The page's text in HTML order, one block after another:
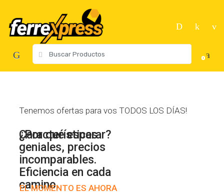
navigation
content
for:
0
Tenemos ofertas para vos TODOS LOS DÍAS!
Características
geniales, precios
incomparables.
Eficiencia en cada
camino.
EL MOMENTO ES AHORA
¿Por qué esperar?